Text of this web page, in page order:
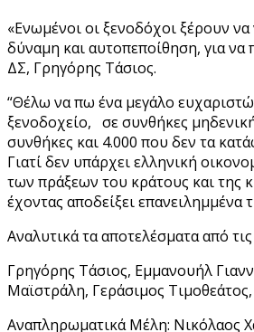
«Ενωμένοι οι ξενοδόχοι ξέρουν
δύναμη και αυτοπεποίθηση, για
ΔΣ, Γρηγόρης Τάσιος.
“Θέλω να πω ένα μεγάλο
ξενοδοχείο, σε συνθήκες
συνθήκες και 4.000 που δεν τα
Γιατί δεν υπάρχει ελληνική
των πράξεων του κράτους και της
έχοντας αποδείξει
Αναλυτικά τα αποτελέσματα από
Γρηγόρης Τάσιος, Εμμανουήλ
Μαϊστράλη, Γεράσιμος
Αναπληρωματικά Μέλη: Νικόλαος